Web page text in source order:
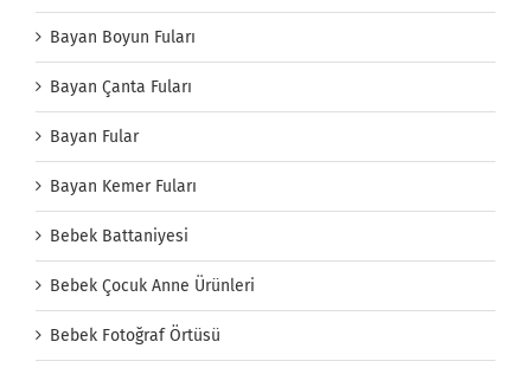
Bayan Boyun Fuları
Bayan Çanta Fuları
Bayan Fular
Bayan Kemer Fuları
Bebek Battaniyesi
Bebek Çocuk Anne Ürünleri
Bebek Fotoğraf Örtüsü